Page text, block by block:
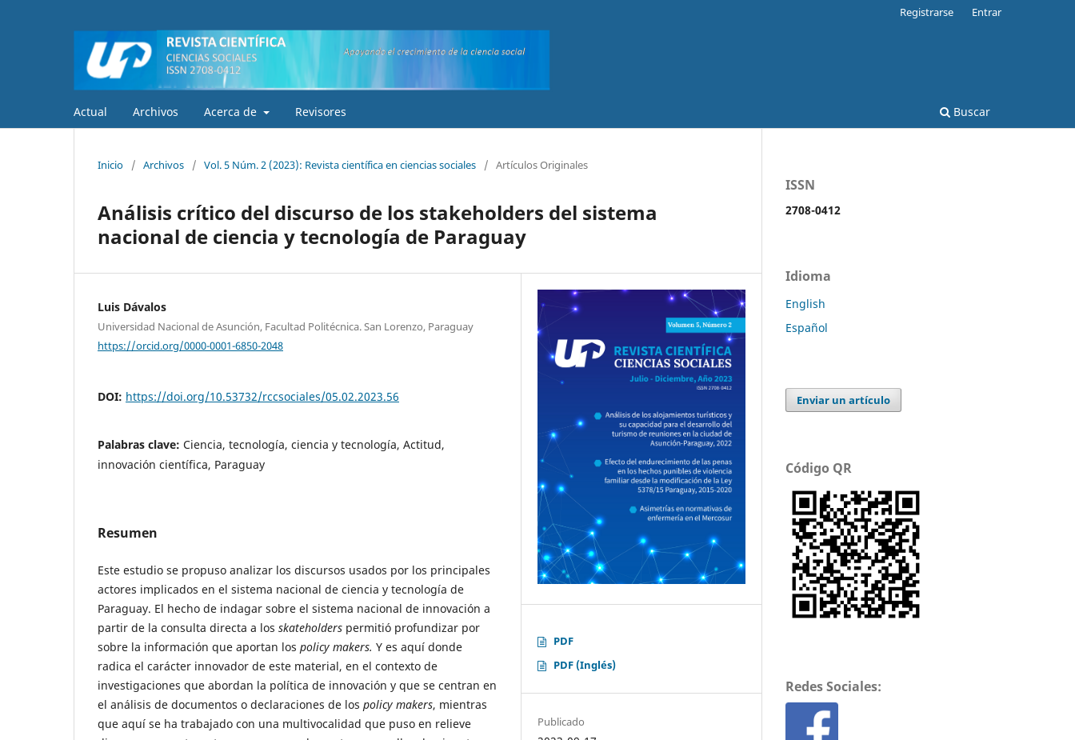
Actual Archivos Acerca de Revisores Buscar
Registrarse Entrar
Inicio / Archivos / Vol. 5 Núm. 2 (2023): Revista científica en ciencias sociales / Artículos Originales
Análisis crítico del discurso de los stakeholders del sistema
nacional de ciencia y tecnología de Paraguay
Luis Dávalos
Universidad Nacional de Asunción, Facultad Politécnica. San Lorenzo, Paraguay
https://orcid.org/0000-0001-6850-2048
DOI: https://doi.org/10.53732/rccsociales/05.02.2023.56
Palabras clave: Ciencia, tecnología, ciencia y tecnología, Actitud,
innovación científica, Paraguay
Resumen
Este estudio se propuso analizar los discursos usados por los principales
actores implicados en el sistema nacional de ciencia y tecnología de
Paraguay. El hecho de indagar sobre el sistema nacional de innovación a
partir de la consulta directa a los skateholders permitió profundizar por
sobre la información que aportan los policy makers. Y es aquí donde
radica el carácter innovador de este material, en el contexto de
investigaciones que abordan la política de innovación y que se centran en
el análisis de documentos o declaraciones de los policy makers, mientras
que aquí se ha trabajado con una multivocalidad que puso en relieve
PDF
PDF (Inglés)
Publicado
ISSN
2708-0412
Idioma
English
Español
Enviar un artículo
Código QR
Redes Sociales: